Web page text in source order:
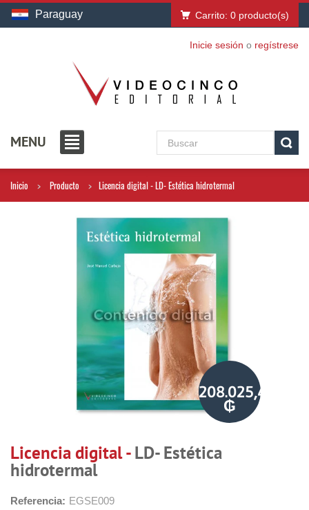
Paraguay Carrito: 0 producto(s)
Inicie sesión o regístrese
MENU
Inicio Producto Licencia digital - LD- Estética hidrotermal
208.025,41
₲
Licencia digital -LD- Estética
hidrotermal
Referencia: EGSE009